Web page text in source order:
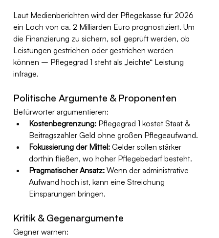
Laut Medienberichten wird der Pflegekasse für 2026
ein Loch von ca. 2 Milliarden Euro prognostiziert. Um
die Finanzierung zu sichern, soll geprüft werden, ob
Leistungen gestrichen oder gestrichen werden
können – Pflegegrad 1 steht als „leichte“ Leistung
infrage.
Politische Argumente & Proponenten
Befürworter argumentieren:
Kostenbegrenzung: Pflegegrad 1 kostet Staat &
Beitragszahler Geld ohne großen Pflegeaufwand.
Fokussierung der Mittel: Gelder sollen stärker
dorthin fließen, wo hoher Pflegebedarf besteht.
Pragmatischer Ansatz: Wenn der administrative
Aufwand hoch ist, kann eine Streichung
Einsparungen bringen.
Kritik & Gegenargumente
Gegner warnen: